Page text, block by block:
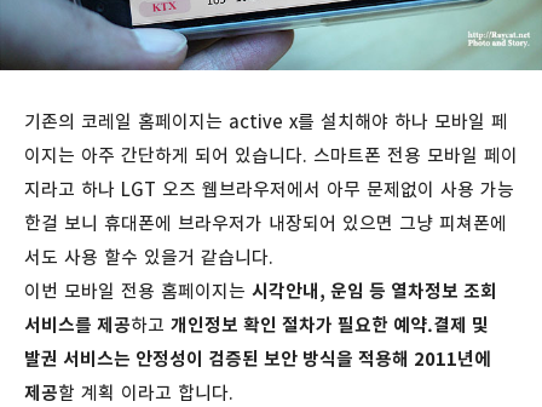
기존의 코레일 홈페이지는 active x를 설치해야 하나 모바일 페
이지는 아주 간단하게 되어 있습니다. 스마트폰 전용 모바일 페이
지라고 하나 LGT 오즈 웹브라우저에서 아무 문제없이 사용 가능
한걸 보니 휴대폰에 브라우저가 내장되어 있으면 그냥 피쳐폰에
서도 사용 할수 있을거 같습니다.
이번 모바일 전용 홈페이지는 시각안내, 운임 등 열차정보 조회
서비스를 제공하고 개인정보 확인 절차가 필요한 예약․결제 및
발권 서비스는 안정성이 검증된 보안 방식을 적용해 2011년에
제공할 계획 이라고 합니다.